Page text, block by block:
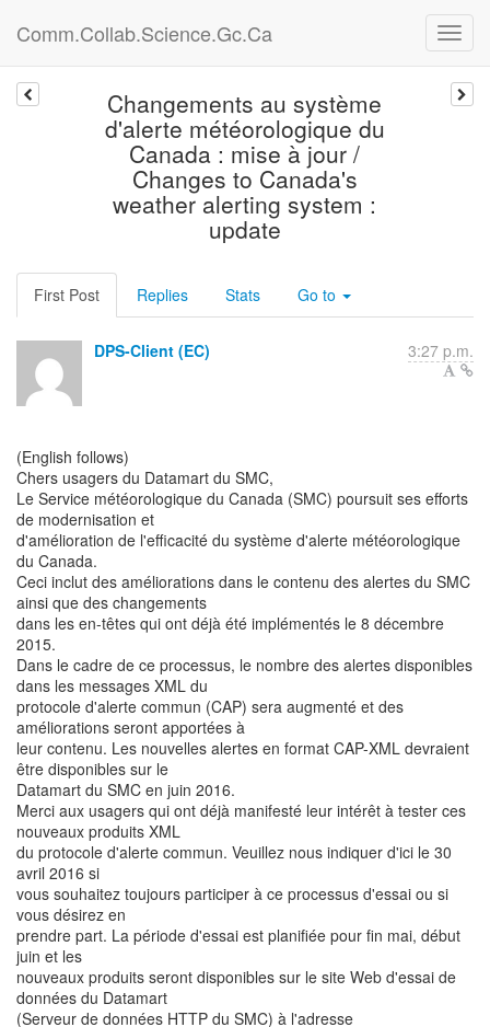
Comm.Collab.Science.Gc.Ca
Changements au système
d'alerte météorologique du
Canada : mise à jour /
Changes to Canada's
weather alerting system :
update
First Post Replies Stats Go to
DPS-Client (EC) 3:27 p.m.
(English follows)
Chers usagers du Datamart du SMC,
Le Service météorologique du Canada (SMC) poursuit ses efforts
de modernisation et
d'amélioration de l'efficacité du système d'alerte météorologique
du Canada.
Ceci inclut des améliorations dans le contenu des alertes du SMC
ainsi que des changements
dans les en-têtes qui ont déjà été implémentés le 8 décembre
2015.
Dans le cadre de ce processus, le nombre des alertes disponibles
dans les messages XML du
protocole d'alerte commun (CAP) sera augmenté et des
améliorations seront apportées à
leur contenu. Les nouvelles alertes en format CAP-XML devraient
être disponibles sur le
Datamart du SMC en juin 2016.
Merci aux usagers qui ont déjà manifesté leur intérêt à tester ces
nouveaux produits XML
du protocole d'alerte commun. Veuillez nous indiquer d'ici le 30
avril 2016 si
vous souhaitez toujours participer à ce processus d'essai ou si
vous désirez en
prendre part. La période d'essai est planifiée pour fin mai, début
juin et les
nouveaux produits seront disponibles sur le site Web d'essai de
données du Datamart